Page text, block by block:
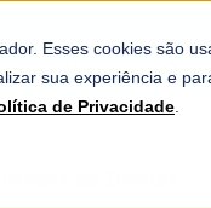
Esses cookies são
sua experiência e
de Privacidade
SOLUÇÕES A